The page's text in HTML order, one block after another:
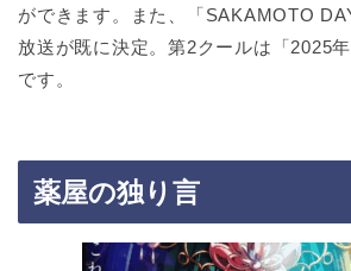
ができます。また、「SAKAMOTO
放送が既に決定。第2クールは「2025
です。
薬屋の独り言